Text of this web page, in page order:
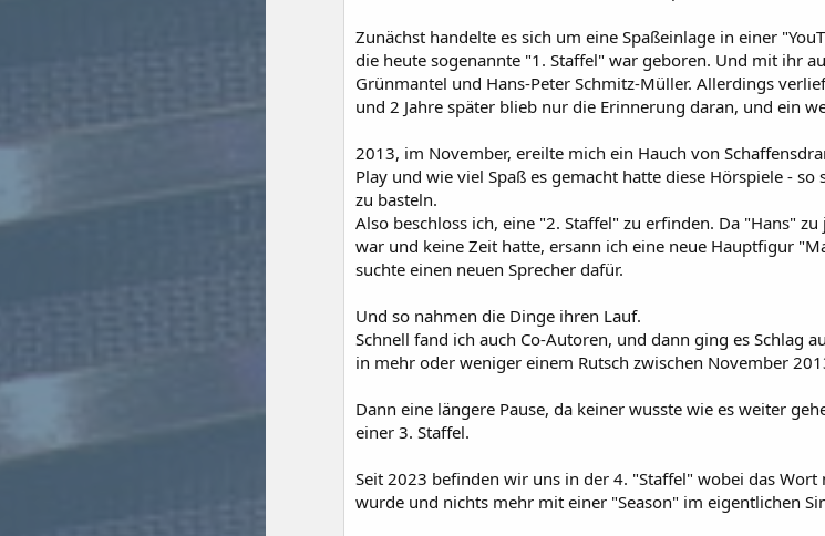
Zunächst handelte es sich um eine Spaßeinlage in einer
die heute sogenannte "1. Staffel" war geboren. Und mit ihr
Grünmantel und Hans-Peter Schmitz-Müller. Allerdings
und 2 Jahre später blieb nur die Erinnerung daran, und ein
2013, im November, ereilte mich ein Hauch von
Play und wie viel Spaß es gemacht hatte diese Hörspiele -
zu basteln.
Also beschloss ich, eine "2. Staffel" zu erfinden. Da "Hans"
war und keine Zeit hatte, ersann ich eine neue Hauptfigur
suchte einen neuen Sprecher dafür.
Und so nahmen die Dinge ihren Lauf.
Schnell fand ich auch Co-Autoren, und dann ging es Schlag
in mehr oder weniger einem Rutsch zwischen November
Dann eine längere Pause, da keiner wusste wie es weiter
einer 3. Staffel.
Seit 2023 befinden wir uns in der 4. "Staffel" wobei das
wurde und nichts mehr mit einer "Season" im eigentlichen